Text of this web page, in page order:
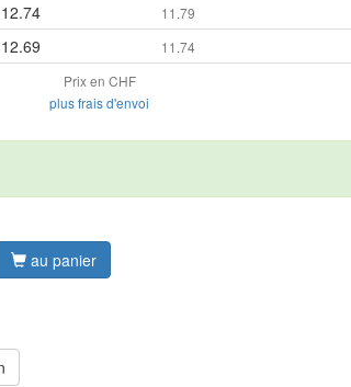
12.74 11.79
12.69
11.74
Prix en CHF
plus frais d'envoi
au panier